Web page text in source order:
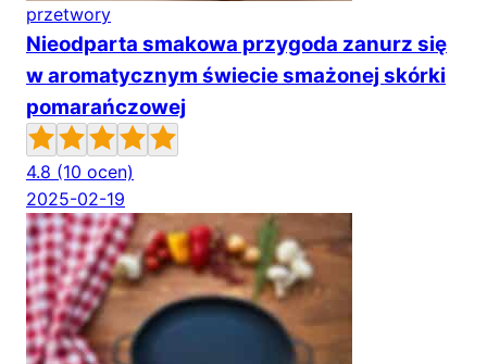
przetwory
Nieodparta smakowa przygoda zanurz się
w aromatycznym świecie smażonej skórki
pomarańczowej
4.8 (10 ocen)
2025-02-19